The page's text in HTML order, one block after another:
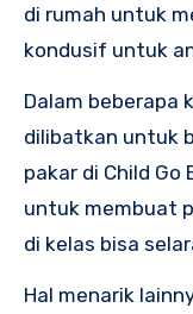
di rumah untuk
kondusif untuk
Dalam beberapa
dilibatkan untuk
pakar di Child
untuk membuat
di kelas bisa
Hal menarik